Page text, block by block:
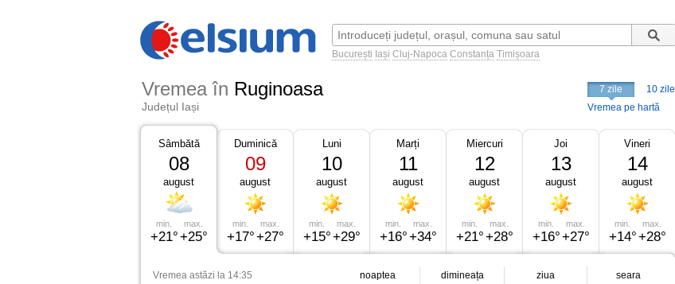
București Iași Cluj-Napoca Constanța Timișoara
Vremea în Ruginoasa
Județul Iași
7 zile
10 zile
Vremea pe hartă
Sâmbătă
08
august
min.
+21°
max.
+25°
Duminică
09
august
min.
+17°
max.
+27°
Luni
10
august
min.
+15°
max.
+29°
Marți
11
august
min.
+16°
max.
+34°
Miercuri
12
august
min.
+21°
max.
+28°
Joi
13
august
min.
+16°
max.
+27°
Vineri
14
august
min.
+14°
max.
+28°
Vremea astăzi la 14:35 noaptea dimineața ziua seara